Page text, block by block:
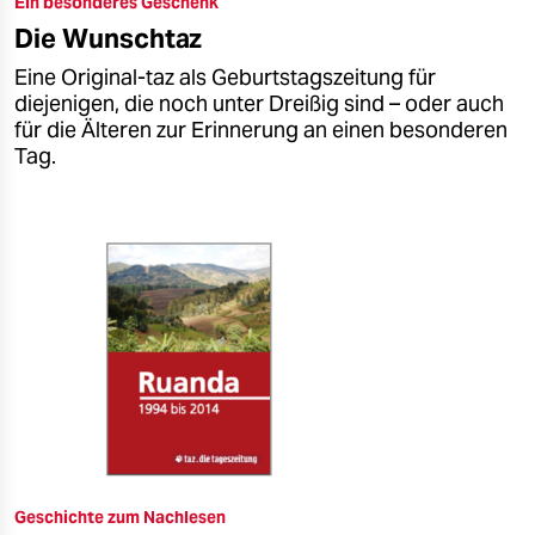
epaper login
Die Wunschtaz
Eine Original-taz als Geburtstagszeitung für
diejenigen, die noch unter Dreißig sind – oder auch
für die Älteren zur Erinnerung an einen besonderen
Tag.
Geschichte zum Nachlesen